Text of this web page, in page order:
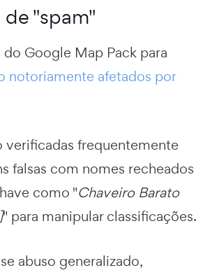
"spam"
do Google Map Pack para
notoriamente afetados por
verificadas frequentemente
falsas com nomes recheados
como "Chaveiro Barato
" para manipular classificações.
abuso generalizado,